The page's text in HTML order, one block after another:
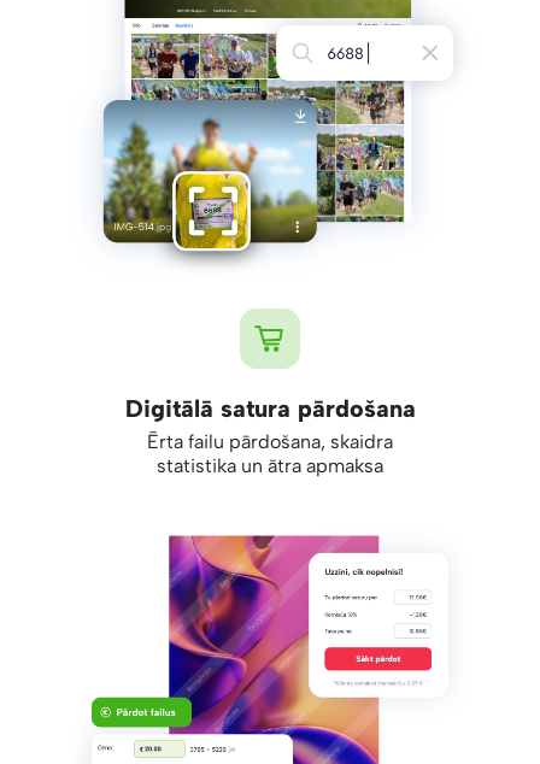
Digitālā satura pārdošana
Ērta failu pārdošana, skaidra
statistika un ātra apmaksa